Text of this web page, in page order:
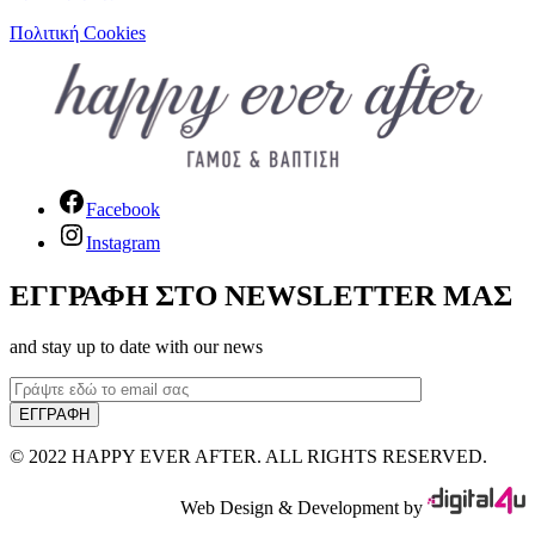
Πολιτική Cookies
Facebook
Instagram
ΕΓΓΡΑΦΗ ΣΤΟ NEWSLETTER ΜΑΣ
and stay up to date with our news
© 2022 HAPPY EVER AFTER. ALL RIGHTS RESERVED.
Web Design & Development by